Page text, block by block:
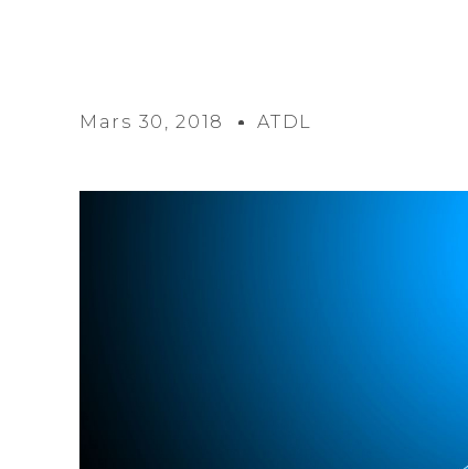
Mars 30, 2018 ATDL